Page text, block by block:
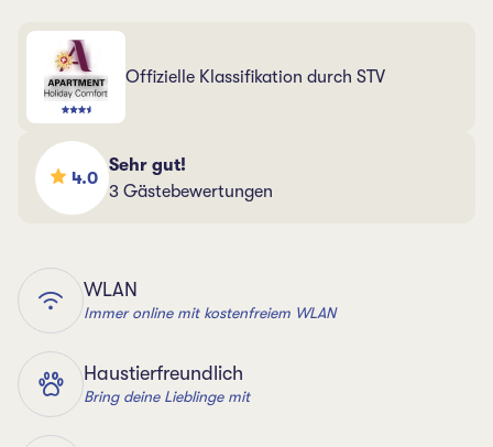
Offizielle Klassifikation durch STV
4.0
Sehr gut!
3 Gästebewertungen
WLAN
Immer online mit kostenfreiem WLAN
Haustierfreundlich
Bring deine Lieblinge mit